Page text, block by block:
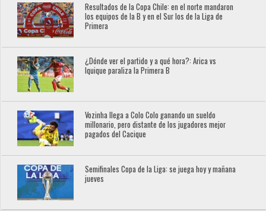
Resultados de la Copa Chile: en el norte mandaron
los equipos de la B y en el Sur los de la Liga de
Primera
¿Dónde ver el partido y a qué hora?: Arica vs
Iquique paraliza la Primera B
Vozinha llega a Colo Colo ganando un sueldo
millonario, pero distante de los jugadores mejor
pagados del Cacique
Semifinales Copa de la Liga: se juega hoy y mañana
jueves